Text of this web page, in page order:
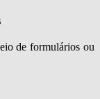
de formulários ou